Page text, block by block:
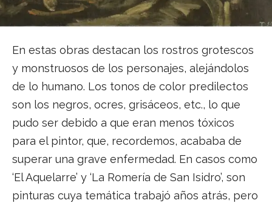
En estas obras destacan los rostros grotescos
y monstruosos de los personajes, alejándolos
de lo humano. Los tonos de color predilectos
son los negros, ocres, grisáceos, etc., lo que
pudo ser debido a que eran menos tóxicos
para el pintor, que, recordemos, acababa de
superar una grave enfermedad. En casos como
‘El Aquelarre’ y ‘La Romería de San Isidro’, son
pinturas cuya temática trabajó años atrás, pero